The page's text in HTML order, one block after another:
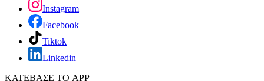
Instagram
Facebook
Tiktok
Linkedin
ΚΑΤΕΒΑΣΕ ΤΟ APP